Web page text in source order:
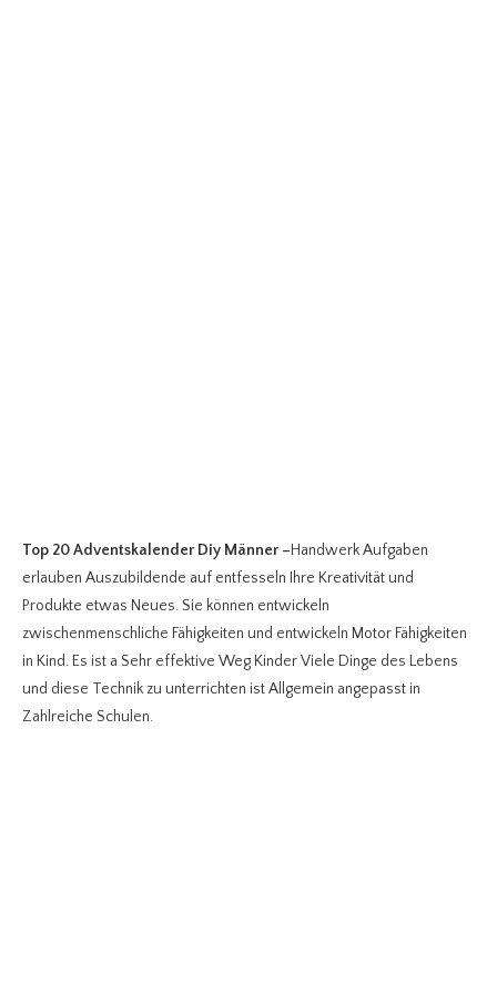
Top 20 Adventskalender Diy Männer –Handwerk Aufgaben
erlauben Auszubildende auf entfesseln Ihre Kreativität und
Produkte etwas Neues. Sie können entwickeln
zwischenmenschliche Fähigkeiten und entwickeln Motor Fähigkeiten
in Kind. Es ist a Sehr effektive Weg Kinder Viele Dinge des Lebens
und diese Technik zu unterrichten ist Allgemein angepasst in
Zahlreiche Schulen.